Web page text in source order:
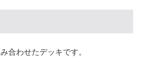
合わせたデッキです。